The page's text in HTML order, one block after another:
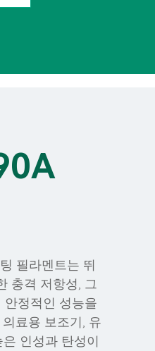
필라멘트는 뛰
충격 저항성, 그
안정적인 성능을
료용 보조기, 유
인성과 탄성이